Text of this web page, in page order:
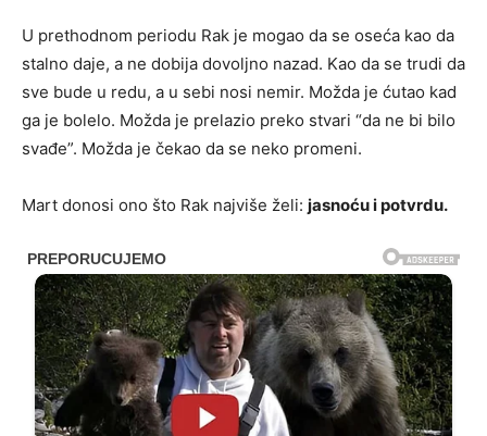
U prethodnom periodu Rak je mogao da se oseća kao da
stalno daje, a ne dobija dovoljno nazad. Kao da se trudi da
sve bude u redu, a u sebi nosi nemir. Možda je ćutao kad
ga je bolelo. Možda je prelazio preko stvari “da ne bi bilo
svađe”. Možda je čekao da se neko promeni.
Mart donosi ono što Rak najviše želi: jasnoću i potvrdu.